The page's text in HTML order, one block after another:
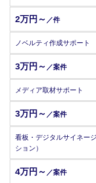
2万円～ ／件
ノベルティ作成サポート
3万円～ ／案件
メディア取材サポート
3万円～ ／案件
看板・デジタルサイネー
ション）
4万円～ ／案件